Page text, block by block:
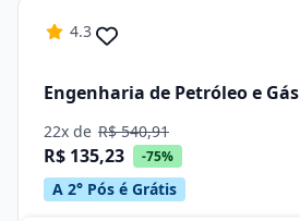
4.3
Engenharia de Petróleo e Gás
22x de R$ 540,91
R$ 135,23 -75%
A 2° Pós é Grátis